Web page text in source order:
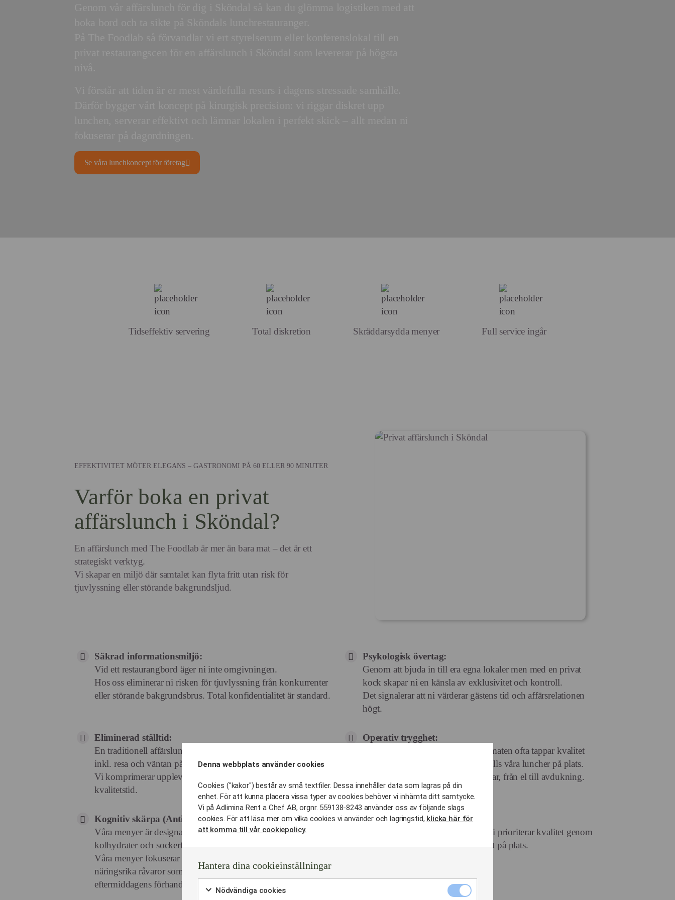
Se våra lunchkoncept för företag
Tidseffektiv servering Total diskretion Skräddarsydda menyer Full service ingår
EFFEKTIVITET MÖTER ELEGANS – GASTRONOMI PÅ 60 ELLER 90 MINUTER
Varför boka en privat
affärslunch i Sköndal?
En affärslunch med The Foodlab är mer än bara mat – det är ett
strategiskt verktyg.
Vi skapar en miljö där samtalet kan flyta fritt utan risk för
tjuvlyssning eller störande bakgrundsljud.
Säkrad informationsmiljö:
Vid ett restaurangbord äger ni inte omgivningen.
Hos oss eliminerar ni risken för tjuvlyssning från konkurrenter
eller störande bakgrundsbrus. Total konfidentialitet är standard.
Psykologisk övertag:
Genom att bjuda in till era egna lokaler men med en privat
kock skapar ni en känsla av exklusivitet och kontroll.
Det signalerar att ni värderar gästens tid och affärsrelationen
högt.
Eliminerad ställtid:
En traditionell affärslunch på restaurang tar ofta 2–3 timmar
inkl. resa och väntan på notan.
Vi komprimerar upplevelsen till 60–90 minuter av effektiv
kvalitetstid.
Operativ trygghet:
Till skillnad från budcatering, där maten ofta tappar kvalitet
under transport, lagas och färdigställs våra luncher på plats.
Vi tar fullt ansvar för att allt fungerar, från el till avdukning.
Kognitiv skärpa (Anti-paltkoma):
Våra menyer är designade för business.Vi undviker tunga
kolhydrater och sockerfall.
Våra menyer fokuserar istället på lättsmälta proteiner och
näringsrika råvaror som håller energinivån stabil under hela
eftermiddagens förhandlingar.
Representationskraft:
Visa era gäster och investerare att ni prioriterar kvalitet genom
att erbjuda en privat kockerfarenhet på plats.
Denna webbplats använder cookies
Cookies ("kakor") består av små textfiler. Dessa innehåller data som lagras på din
enhet. För att kunna placera vissa typer av cookies behöver vi inhämta ditt samtycke.
Vi på Adlimina Rent a Chef AB, orgnr. 559138-8243 använder oss av följande slags
cookies. För att läsa mer om vilka cookies vi använder och lagringstid, klicka här för
att komma till vår cookiepolicy.
Hantera dina cookieinställningar
Nödvändiga cookies
Nödvändiga